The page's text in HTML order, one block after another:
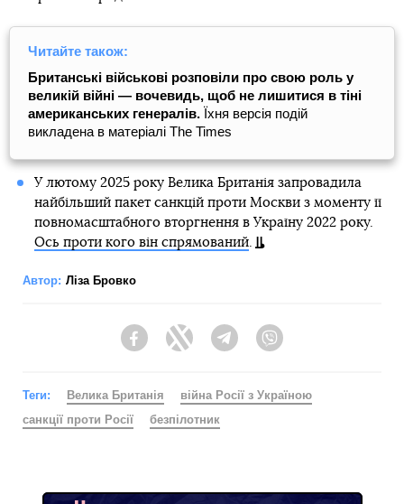
Читайте також:
Британські військові розповіли про свою роль у
великій війні — вочевидь, щоб не лишитися в тіні
американських генералів. Їхня версія подій
викладена в матеріалі The Times
У лютому 2025 року Велика Британія запровадила
найбільший пакет санкцій проти Москви з моменту її
повномасштабного вторгнення в Україну 2022 року.
Ось проти кого він спрямований.
Автор: Ліза Бровко
FacebookTwitter Telegram
Теги: Велика Британія
війна Росії з Україною
санкції проти Росії
безпілотник